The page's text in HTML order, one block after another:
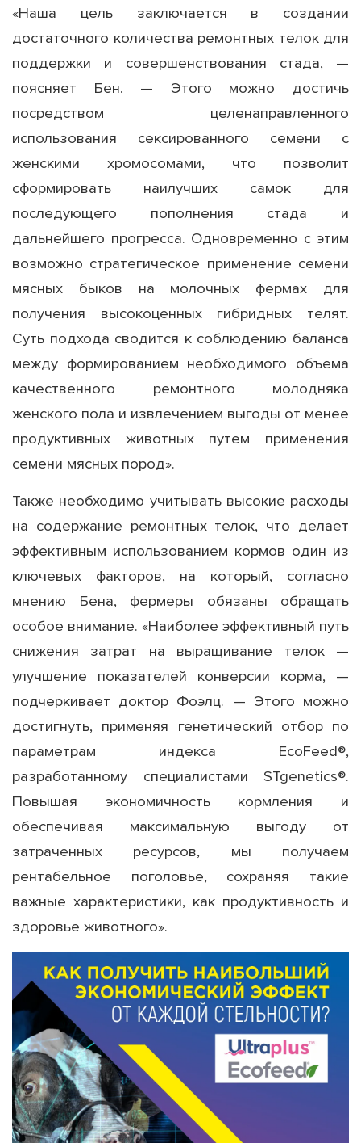
«Наша цель заключается в создании
достаточного количества ремонтных телок для
поддержки и совершенствования стада, —
поясняет Бен. — Этого можно достичь
посредством целенаправленного
использования сексированного семени с
женскими хромосомами, что позволит
сформировать наилучших самок для
последующего пополнения стада и
дальнейшего прогресса. Одновременно с этим
возможно стратегическое применение семени
мясных быков на молочных фермах для
получения высокоценных гибридных телят.
Суть подхода сводится к соблюдению баланса
между формированием необходимого объема
качественного ремонтного молодняка
женского пола и извлечением выгоды от менее
продуктивных животных путем применения
семени мясных пород».
Также необходимо учитывать высокие расходы
на содержание ремонтных телок, что делает
эффективным использованием кормов один из
ключевых факторов, на который, согласно
мнению Бена, фермеры обязаны обращать
особое внимание. «Наиболее эффективный путь
снижения затрат на выращивание телок —
улучшение показателей конверсии корма, —
подчеркивает доктор Фоэлц. — Этого можно
достигнуть, применяя генетический отбор по
параметрам индекса EcoFeed®,
разработанному специалистами STgenetics®.
Повышая экономичность кормления и
обеспечивая максимальную выгоду от
затраченных ресурсов, мы получаем
рентабельное поголовье, сохраняя такие
важные характеристики, как продуктивность и
здоровье животного».